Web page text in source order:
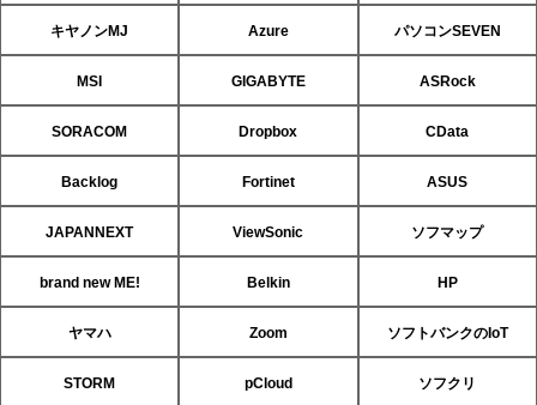
キヤノンMJ Azure パソコンSEVEN
MSI GIGABYTE ASRock
SORACOM Dropbox CData
Backlog Fortinet ASUS
JAPANNEXT ViewSonic ソフマップ
brand new ME! Belkin HP
ヤマハ Zoom ソフトバンクのIoT
STORM pCloud ソフクリ